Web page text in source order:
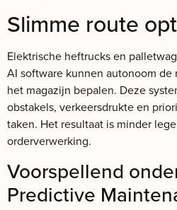
Slimme route
Elektrische heftrucks en
AI software kunnen autonoom
het magazijn bepalen. Deze
obstakels, verkeersdrukte en
taken. Het resultaat is minder
orderverwerking.
Voorspellend
Predictive